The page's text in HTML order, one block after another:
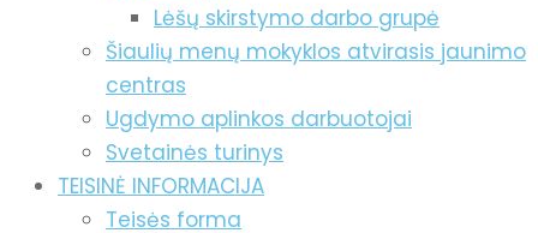
Lėšų skirstymo darbo grupė
Šiaulių menų mokyklos atvirasis jaunimo
centras
Ugdymo aplinkos darbuotojai
Svetainės turinys
TEISINĖ INFORMACIJA
Teisės forma